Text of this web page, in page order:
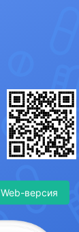
Web-версия